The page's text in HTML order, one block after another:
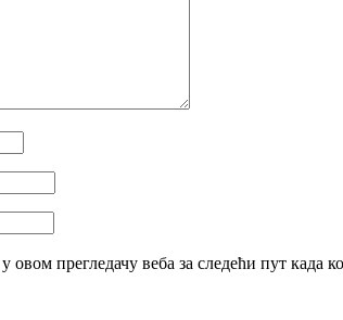
овом прегледачу веба за следећи пут када